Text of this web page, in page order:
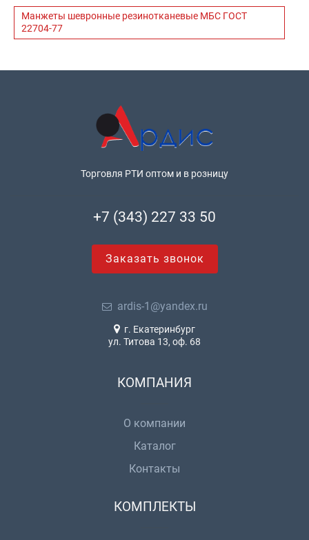
Манжеты шевронные резинотканевые МБС ГОСТ
22704-77
Торговля РТИ оптом и в розницу
+7 (343) 227 33 50
Заказать звонок
ardis-1@yandex.ru
г. Екатеринбург
ул. Титова 13, оф. 68
КОМПАНИЯ
О компании
Каталог
Контакты
КОМПЛЕКТЫ